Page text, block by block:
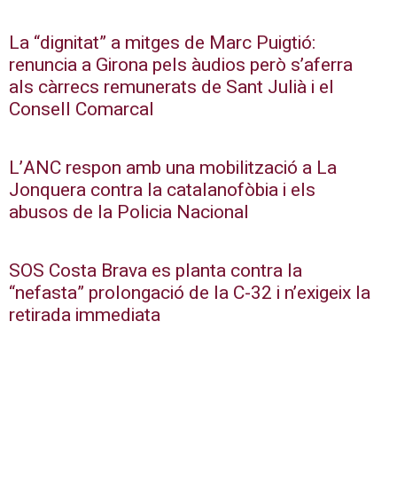
La “dignitat” a mitges de Marc Puigtió:
renuncia a Girona pels àudios però s’aferra
als càrrecs remunerats de Sant Julià i el
Consell Comarcal
L’ANC respon amb una mobilització a La
Jonquera contra la catalanofòbia i els
abusos de la Policia Nacional
SOS Costa Brava es planta contra la
“nefasta” prolongació de la C-32 i n’exigeix la
retirada immediata